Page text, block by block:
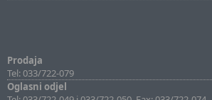
Prodaja
Tel: 033/722-079
Oglasni odjel